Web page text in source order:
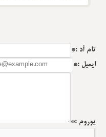
تام آد :*
ایمیل :*
یوروم :*